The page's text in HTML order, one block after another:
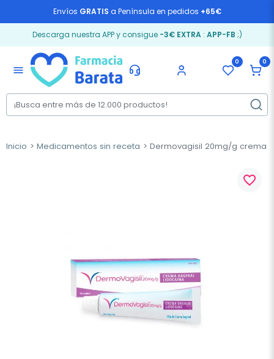
Envíos GRATIS a Península en pedidos +65€
Descarga nuestra APP y consigue -3€ EXTRA: APP-FB ;)
menu
0 0
Inicio Medicamentos sin receta Dermovagisil 20mg/g crema
favorite_border